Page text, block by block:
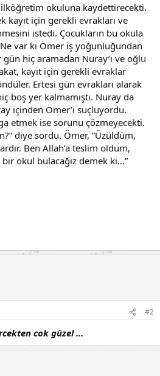
okuluna kaydettirecekti.
kayıt için gerekli evrakları ve
istedi. Çocukların bu okula
var ki Ömer iş yoğunluğundan
hiç aramadan Nuray’ı ve oğlu
kayıt için gerekli evraklar
Ertesi gün evrakları alarak
boş yer kalmamıştı. Nuray da
içinden Ömer’i suçluyordu.
etmek ise sorunu çözmeyecekti.
diye sordu. Ömer, ”Üzüldüm,
Ben Allah’a teslim oldum,
okul bulacağız demek ki…”
#2
cok güzel ...